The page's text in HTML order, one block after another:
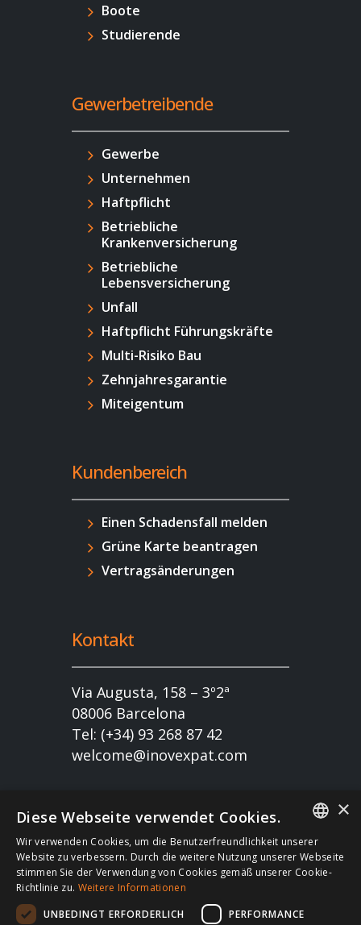
Boote
Studierende
Gewerbetreibende
Gewerbe
Unternehmen
Haftpflicht
Betriebliche
Krankenversicherung
Betriebliche
Lebensversicherung
Unfall
Haftpflicht Führungskräfte
Multi-Risiko Bau
Zehnjahresgarantie
Miteigentum
Kundenbereich
Einen Schadensfall melden
Grüne Karte beantragen
Vertragsänderungen
Kontakt
Via Augusta, 158 – 3º2ª
08006 Barcelona
Tel: (+34) 93 268 87 42
welcome@inovexpat.com
Copyright 2022 INOV es una correduría de seguros
dedicada a los expatriados viviendo en España y
FRENCH
SPANISH
×
Diese Webseite verwendet Cookies.
Wir verwenden Cookies, um die Benutzerfreundlichkeit unserer
Website zu verbessern. Durch die weitere Nutzung unserer Webseite
stimmen Sie der Verwendung von Cookies gemäß unserer Cookie-
Richtlinie zu. Weitere Informationen
UNBEDINGT ERFORDERLICH
PERFORMANCE